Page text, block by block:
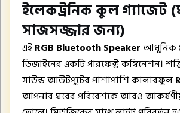
ইলেকট্রনিক কুল গ্যাজেট
সাজসজ্জার জন্য)
এইRGB Bluetooth Speakerআধুনিক
ডিজাইনের একটি পারফেক্ট কম্বিনেশন।
সাউন্ড আউটপুটের পাশাপাশি কালারফুল
আপনার ঘরের পরিবেশকে আরও আকর্ষণীয়